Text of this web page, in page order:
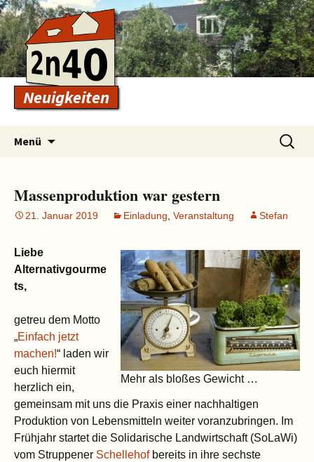
Neuigkeiten
Menü
Suchen
nach:
Massenproduktion war gestern
21. Januar 2019 Einladung Veranstaltung Stefan
Mehr als bloßes Gewicht …
Liebe
Alternativgourme
ts,
getreu dem Motto
„Einfach jetzt
machen!“ laden wir
euch hiermit
herzlich ein,
gemeinsam mit uns die Praxis einer nachhaltigen
Produktion von Lebensmitteln weiter voranzubringen. Im
Frühjahr startet die Solidarische Landwirtschaft (SoLaWi)
vom Struppener Schellehofbereits in ihre sechste